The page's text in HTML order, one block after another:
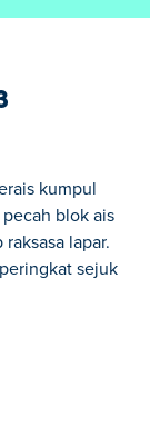
kumpul
blok ais
lapar.
sejuk